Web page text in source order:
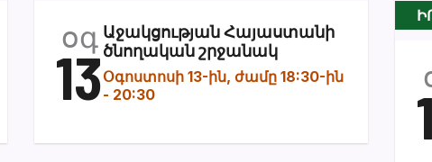
օգ
13
Աջակցության Հայաստանի
ծնողական շրջանակ
Օգոստոսի 13-ին, ժամը 18:30-ին
- 20:30